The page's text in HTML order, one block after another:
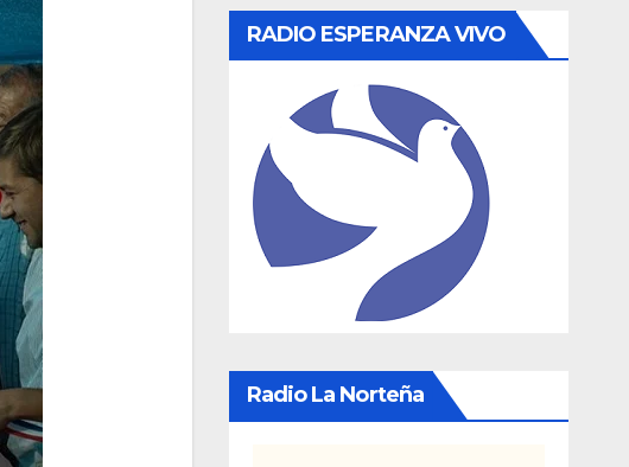
RADIO ESPERANZA VIVO
Radio La Norteña